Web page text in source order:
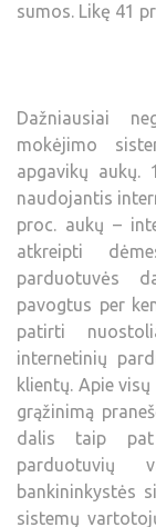
sumos. Likę 41
Dažniausiai
mokėjimo
apgavikų aukų.
naudojantis
proc. aukų –
atkreipti
parduotuvės
pavogtus per
patirti
internetinių
klientų. Apie
grąžinimą
dalis taip pat
parduotuvių
bankininkystės
sistemų